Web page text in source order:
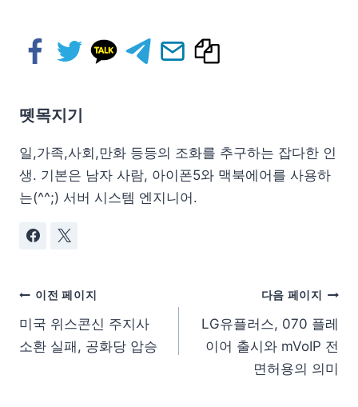
뗏목지기
일,가족,사회,만화 등등의 조화를 추구하는 잡다한 인
생. 기본은 남자 사람, 아이폰5와 맥북에어를 사용하
는(^^;) 서버 시스템 엔지니어.
이전 페이지
미국 위스콘신 주지사
소환 실패, 공화당 압승
다음 페이지
LG유플러스, 070 플레
이어 출시와 mVoIP 전
면허용의 의미